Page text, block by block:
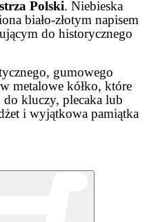
Polski. Niebieska
biało-złotym napisem
do historycznego
gumowego
metalowe kółko, które
kluczy, plecaka lub
i wyjątkowa pamiątka